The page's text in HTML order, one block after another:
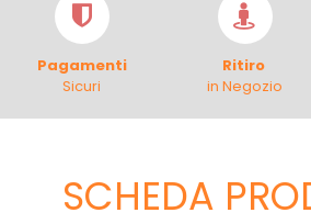
Pagamenti
Sicuri
Ritiro
in Negozio
SCHEDA